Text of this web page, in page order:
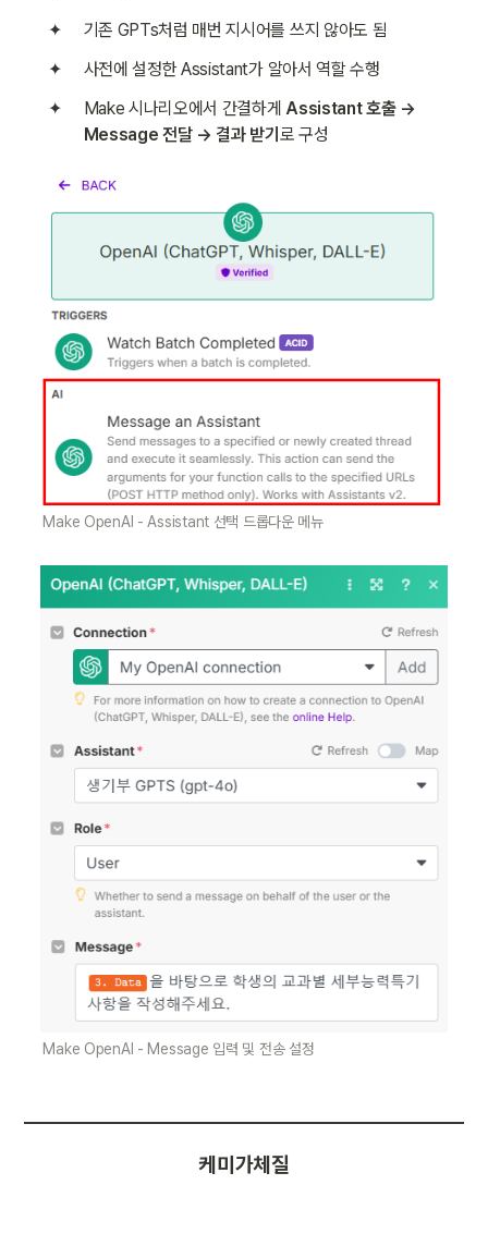
기존 GPTs처럼 매번 지시어를 쓰지 않아도 됨
사전에 설정한 Assistant가 알아서 역할 수행
Make 시나리오에서 간결하게 Assistant 호출 →
Message 전달 → 결과 받기 로 구성
Make OpenAI - Assistant 선택 드롭다운 메뉴
Make OpenAI - Message 입력 및 전송 설정
케미가체질